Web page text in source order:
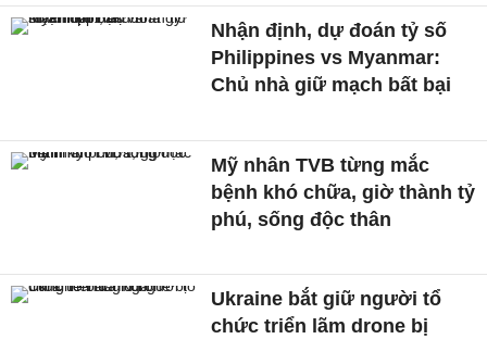
Nhận định, dự đoán tỷ số
Philippines vs Myanmar:
Chủ nhà giữ mạch bất bại
Mỹ nhân TVB từng mắc
bệnh khó chữa, giờ thành tỷ
phú, sống độc thân
Ukraine bắt giữ người tổ
chức triển lãm drone bị